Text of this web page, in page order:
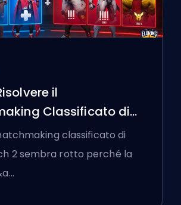
il
Classificato di
2 e le Lobby a
classificato di
2 sembra rotto perché la